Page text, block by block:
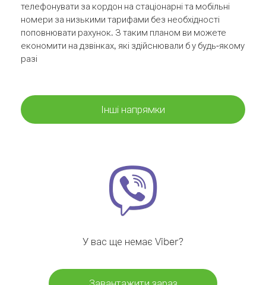
телефонувати за кордон на стаціонарні та мобільні
номери за низькими тарифами без необхідності
поповнювати рахунок. З таким планом ви можете
економити на дзвінках, які здійснювали б у будь-якому
разі
Інші напрямки
У вас ще немає Viber?